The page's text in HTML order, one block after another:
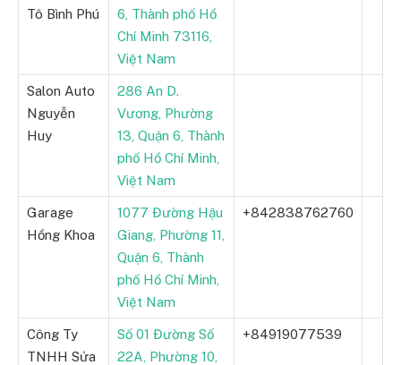
Tô Bình Phú
6, Thành phố Hồ
Chí Minh 73116,
Việt Nam
Salon Auto
Nguyễn
Huy
286 An D.
Vương, Phường
13, Quận 6, Thành
phố Hồ Chí Minh,
Việt Nam
Garage
Hồng Khoa
1077 Đường Hậu
Giang, Phường 11,
Quận 6, Thành
phố Hồ Chí Minh,
Việt Nam
+842838762760
Công Ty
TNHH Sửa
Số 01 Đường Số
22A, Phường 10,
+84919077539